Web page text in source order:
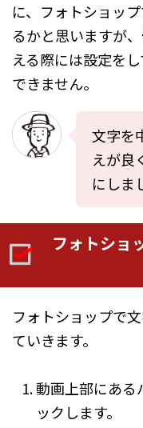
に、フォトショッ
るかと思いますが
える際には設定を
できません。
文字を
えが良
にしま
フォトショ
フォトショップで
ていきます。
動画上部にある
ックします。